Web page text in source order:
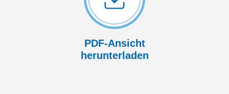
PDF-Ansicht
herunterladen